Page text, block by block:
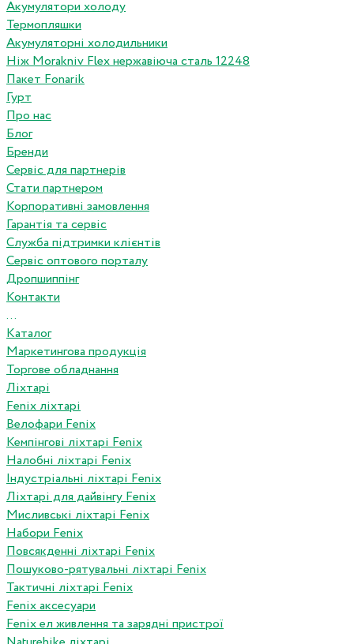
Акумулятори холоду
Термопляшки
Акумуляторні холодильники
Ніж Morakniv Flex нержавіюча сталь 12248
Пакет Fonarik
Гурт
Про нас
Блог
Бренди
Сервіс для партнерів
Стати партнером
Корпоративні замовлення
Гарантія та сервіс
Служба підтримки клієнтів
Сервіс оптового порталу
Дропшиппінг
Контакти
...
Каталог
Маркетингова продукція
Торгове обладнання
Ліхтарі
Fenix ліхтарі
Велофари Fenix
Кемпінгові ліхтарі Fenix
Налобні ліхтарі Fenix
Індустріальні ліхтарі Fenix
Ліхтарі для дайвінгу Fenix
Мисливські ліхтарі Fenix
Набори Fenix
Повсякденні ліхтарі Fenix
Пошуково-рятувальні ліхтарі Fenix
Тактичні ліхтарі Fenix
Fenix аксесуари
Fenix ел живлення та зарядні пристрої